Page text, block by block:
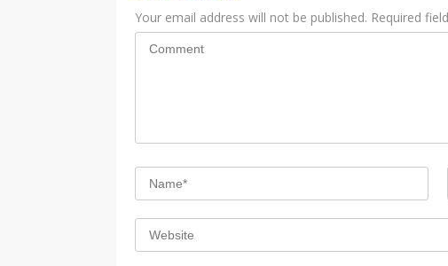
Your email address will not be published. Required